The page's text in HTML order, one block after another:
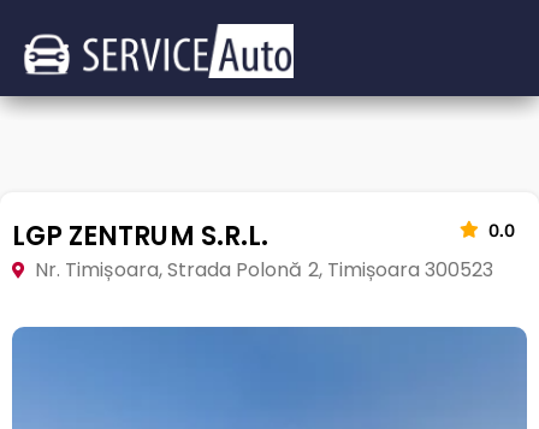
LGP ZENTRUM S.R.L. 0.0
Nr. Timișoara, Strada Polonă 2, Timișoara 300523